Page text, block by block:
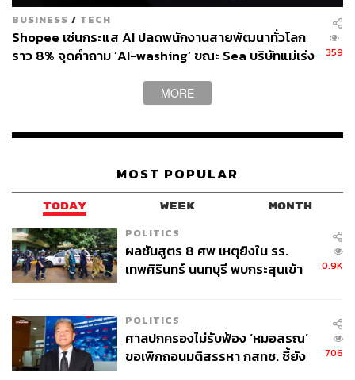
BUSINESS / TECH
Shopee เซ่นกระแส AI ปลดพนักงานสายพัฒนาทั่วโลก
ราว 8% จุดคำถาม ‘AI-washing’ ขณะ Sea บริษัทแม่เร่ง
359
MORE
MOST POPULAR
TODAY WEEK MONTH
POLITICS
ผลชันสูตร 8 ศพ เหตุยิงใน รร.
เทพศิรินทร์ นนทบุรี พบกระสุนเข้า
0.9K
POLITICS
ศาลปกครองไม่รับฟ้อง ‘หมอสรณ’
ขอเพิกถอนมติสรรหา กสทช. ชี้ยัง
706